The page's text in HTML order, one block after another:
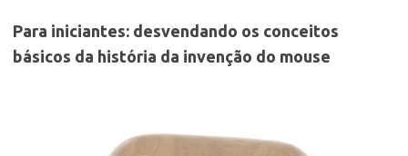
Para iniciantes: desvendando os conceitos
básicos da história da invenção do mouse